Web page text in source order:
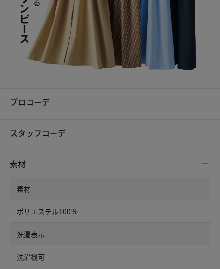
プロコーデ
スタッフコーデ
素材
素材
ポリエステル100%
洗濯表示
洗濯機可